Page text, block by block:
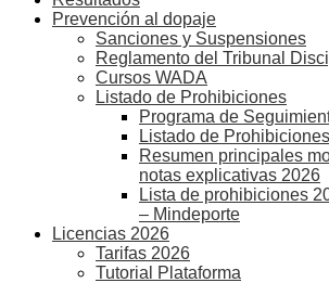
Prevención al dopaje
Sanciones y Suspensiones
Reglamento del Tribunal
Cursos WADA
Listado de Prohibiciones
Programa de
Listado de
Resumen principales
notas explicativas 2026
Lista de prohibiciones
– Mindeporte
Licencias 2026
Tarifas 2026
Tutorial Plataforma